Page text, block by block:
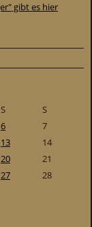
gibt es hier
S
S
6
7
13
14
20
21
27
28